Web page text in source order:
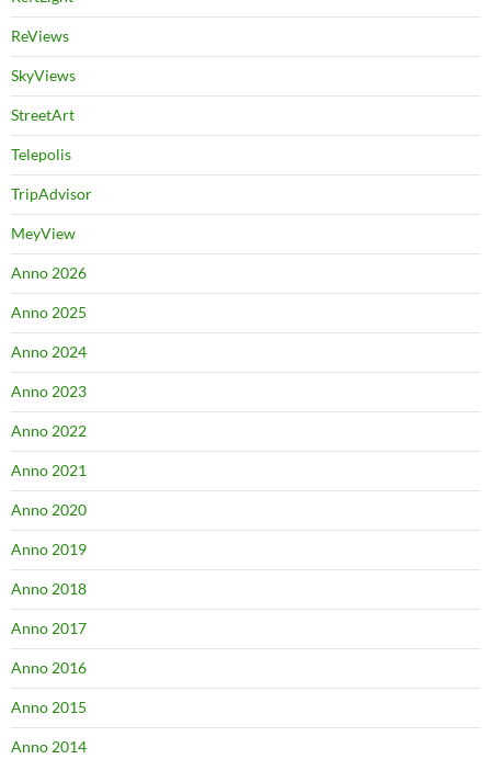
ReViews
SkyViews
StreetArt
Telepolis
TripAdvisor
MeyView
Anno 2026
Anno 2025
Anno 2024
Anno 2023
Anno 2022
Anno 2021
Anno 2020
Anno 2019
Anno 2018
Anno 2017
Anno 2016
Anno 2015
Anno 2014